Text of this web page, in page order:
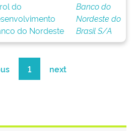
do
do Nordeste
Banco do
Nordeste do
Brasil S/A
1 next